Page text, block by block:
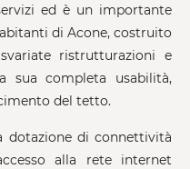
ed è un importante
di Acone, costruito
ristrutturazioni e
sua completa usabilità,
del tetto.
di connettività
alla rete internet